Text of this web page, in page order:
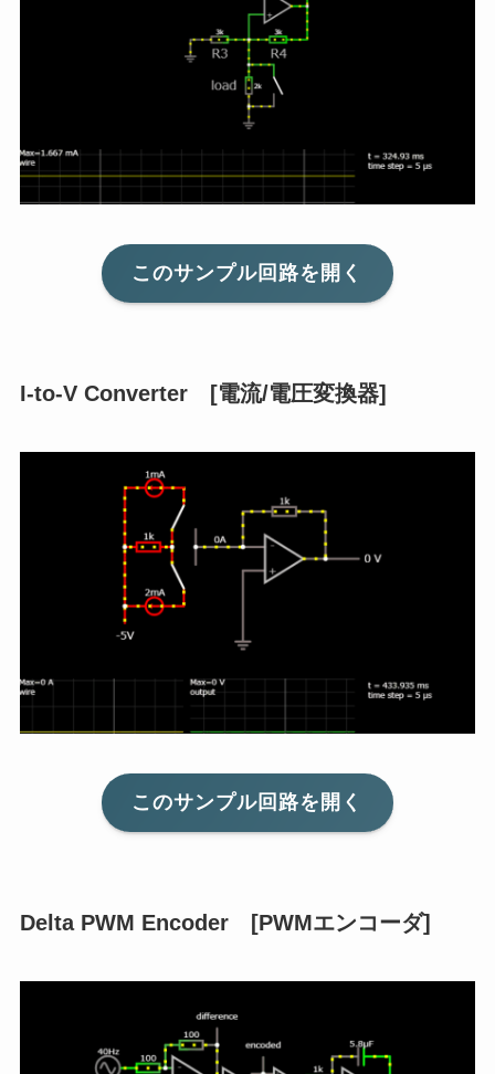
このサンプル回路を開く
I-to-V Converter [電流/電圧変換器]
このサンプル回路を開く
Delta PWM Encoder [PWMエンコーダ]